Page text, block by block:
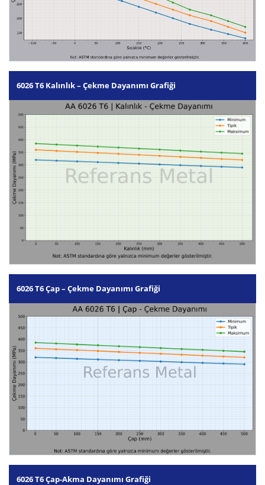
6026 T6 Kalınlık – Çekme Dayanımı Grafiği
6026 T6 Çap – Çekme Dayanımı Grafiği
6026 T6 Çap-Akma Dayanımı Grafiği